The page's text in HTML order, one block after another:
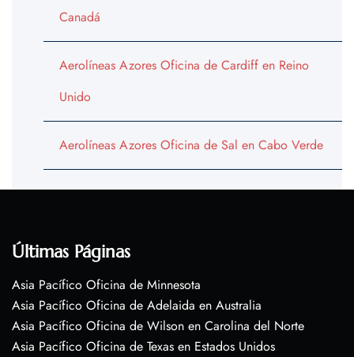
Canadá
Aerolíneas Azores Oficina de Cardiff en Reino
Unido
Aerolíneas Azores Oficina de Sal en Cabo Verde
Últimas Páginas
Asia Pacífico Oficina de Minnesota
Asia Pacífico Oficina de Adelaida en Australia
Asia Pacífico Oficina de Wilson en Carolina del Norte
Asia Pacífico Oficina de Texas en Estados Unidos